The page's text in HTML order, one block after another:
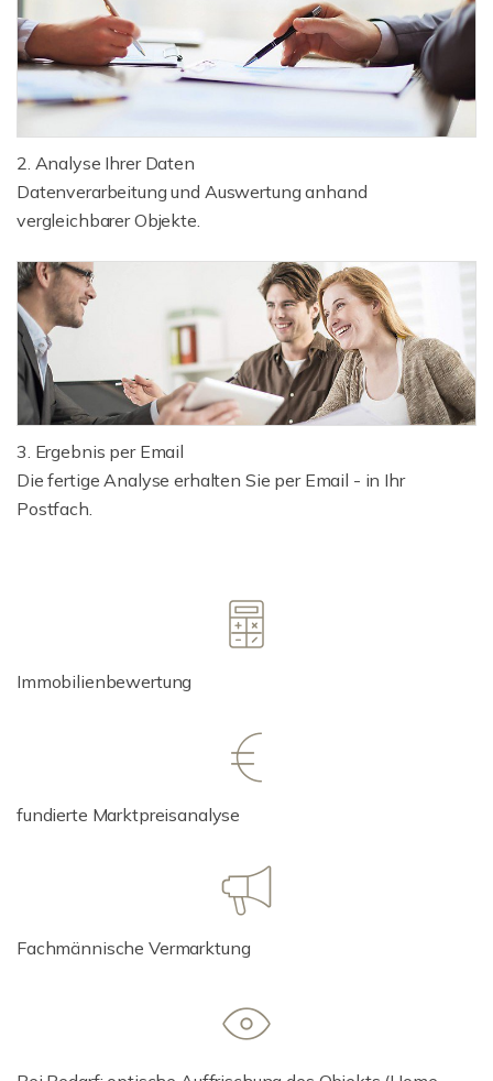
2. Analyse Ihrer Daten
Datenverarbeitung und Auswertung anhand
vergleichbarer Objekte.
3. Ergebnis per Email
Die fertige Analyse erhalten Sie per Email - in Ihr
Postfach.
Immobilienbewertung
fundierte Marktpreisanalyse
Fachmännische Vermarktung